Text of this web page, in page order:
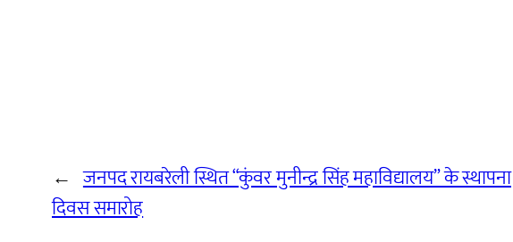
← जनपद रायबरेली स्थित “कुंवर मुनीन्द्र सिंह महाविद्यालय” के स्थापना
दिवस समारोह